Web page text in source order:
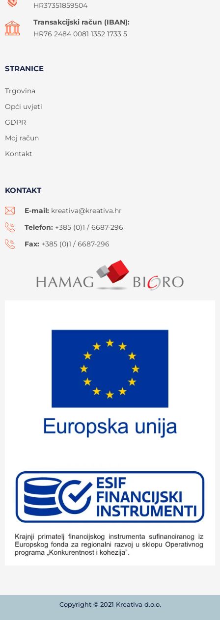
HR37351859504
Transakcijski račun (IBAN):
HR76 2484 0081 1352 1733 5
STRANICE
Trgovina
Opći uvjeti
GDPR
Moj račun
Kontakt
KONTAKT
E-mail: kreativa@kreativa.hr
Telefon: +385 (0)1 / 6687-296
Fax: +385 (0)1 / 6687-296
Copyright © 2021 Kreativa d.o.o.